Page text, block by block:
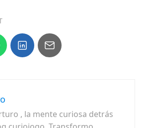
, la mente curiosa detrás